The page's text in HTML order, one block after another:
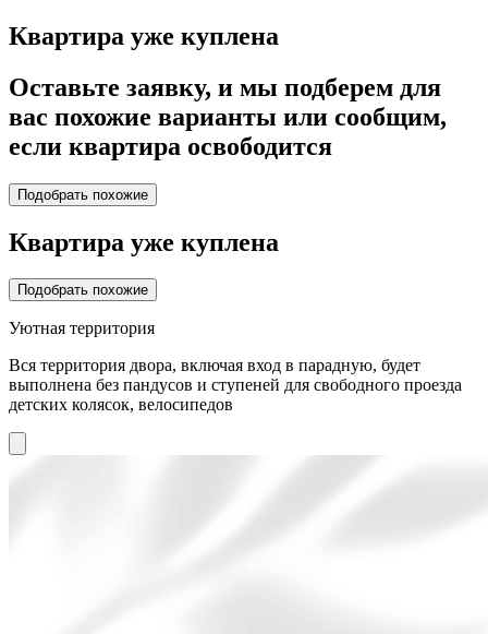
Квартира уже куплена
Оставьте заявку, и мы подберем для
вас похожие варианты или сообщим,
если квартира освободится
Подобрать похожие
Квартира уже куплена
Подобрать похожие
Уютная территория
Вся территория двора, включая вход в парадную, будет
выполнена без пандусов и ступеней для свободного проезда
детских колясок, велосипедов